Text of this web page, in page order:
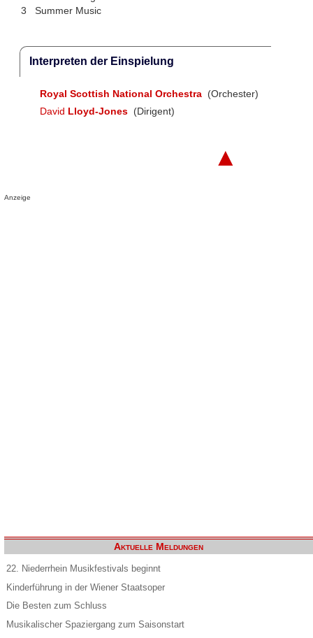
3
Summer Music
Interpreten der Einspielung
Royal Scottish National Orchestra (Orchester)
David Lloyd-Jones (Dirigent)
▲
Anzeige
Aktuelle Meldungen
22. Niederrhein Musikfestivals beginnt
Kinderführung in der Wiener Staatsoper
Die Besten zum Schluss
Musikalischer Spaziergang zum Saisonstart